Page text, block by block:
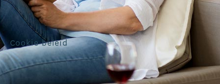
Cookie beleid